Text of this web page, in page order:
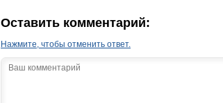
Оставить комментарий:
Нажмите, чтобы отменить ответ.